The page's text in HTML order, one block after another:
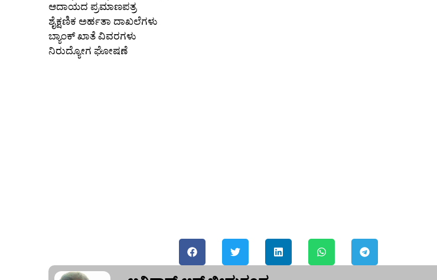
ಆದಾಯದ ಪ್ರಮಾಣಪತ್ರ
ಶೈಕ್ಷಣಿಕ ಅರ್ಹತಾ ದಾಖಲೆಗಳು
ಬ್ಯಾಂಕ್ ಖಾತೆ ವಿವರಗಳು
ನಿರುದ್ಯೋಗ ಘೋಷಣೆ